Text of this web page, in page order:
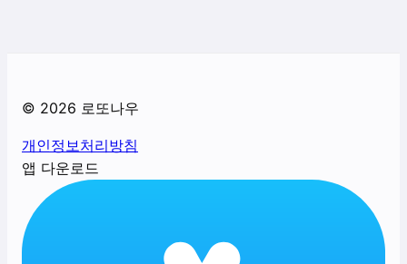
© 2026 로또나우
개인정보처리방침
앱 다운로드